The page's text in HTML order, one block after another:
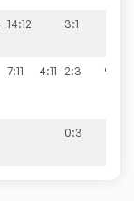
14:12 3:1
7:11 4:11 2:3 9:5
0:3